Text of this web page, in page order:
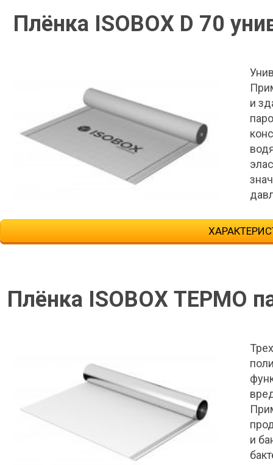
Плёнка ISOBOX D 70
и
Плёнка ISOBOX ТЕРМО
и